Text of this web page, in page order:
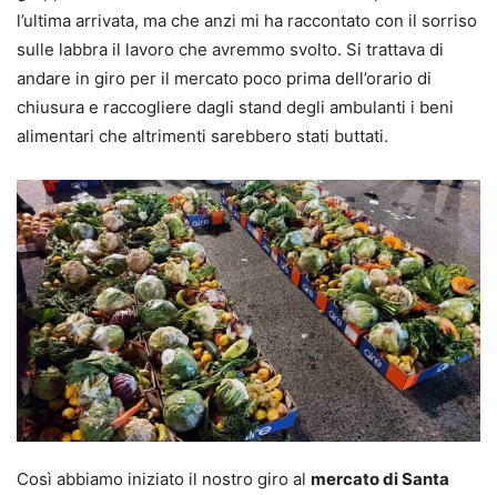
l’ultima arrivata, ma che anzi mi ha raccontato con il sorriso
sulle labbra il lavoro che avremmo svolto. Si trattava di
andare in giro per il mercato poco prima dell’orario di
chiusura e raccogliere dagli stand degli ambulanti i beni
alimentari che altrimenti sarebbero stati buttati.
Così abbiamo iniziato il nostro giro al mercato di Santa